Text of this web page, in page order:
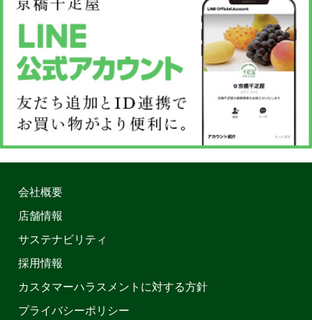
会社概要
店舗情報
サステナビリティ
採用情報
カスタマーハラスメントに対する方針
プライバシーポリシー